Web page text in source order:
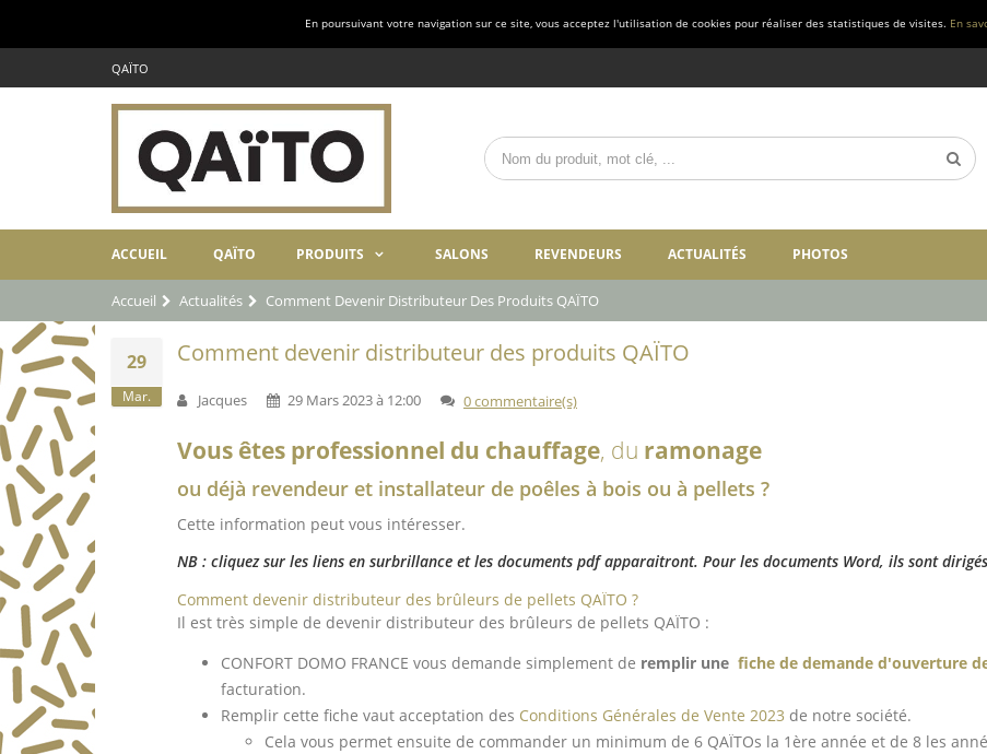
En poursuivant votre navigation sur ce site, vous acceptez l'utilisation de cookies pour réaliser des statistiques de visites. En
QAÏTO
ACCUEIL QAÏTO PRODUITS SALONS REVENDEURS ACTUALITÉS PHOTOS
Accueil Actualités Comment Devenir Distributeur Des Produits QAÏTO
29
Mar.
Comment devenir distributeur des produits QAÏTO
Jacques 29 Mars 2023 à 12:00 0 commentaire(s)
Vous êtes professionnel du chauffage, du ramonage
ou déjà revendeur et installateur de poêles à bois ou à pellets ?
Cette information peut vous intéresser.
NB : cliquez sur les liens en surbrillance et les documents pdf apparaitront. Pour les documents Word, ils sont
Comment devenir distributeur des brûleurs de pellets QAÏTO ?
Il est très simple de devenir distributeur des brûleurs de pellets QAÏTO :
CONFORT DOMO FRANCE vous demande simplement de remplir une fiche de demande d'ouverture
facturation.
Remplir cette fiche vaut acceptation des Conditions Générales de Vente 2023 de notre société.
Cela vous permet ensuite de commander un minimum de 6 QAÏTOs la 1ère année et de 8 les